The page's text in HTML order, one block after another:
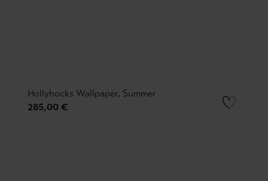
Hollyhocks Wallpaper, Summer
285,00 €